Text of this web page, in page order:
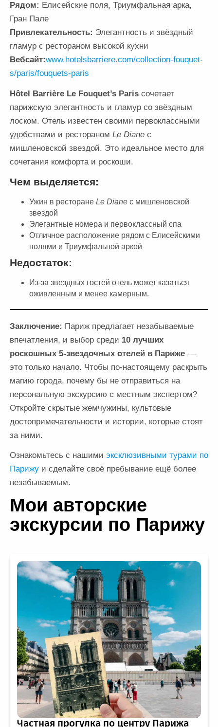
Рядом: Елисейские поля, Триумфальная арка,
Гран Пале
Привлекательность: Элегантность и звёздный
гламур с рестораном высокой кухни
Вебсайт:www.hotelsbarriere.com/collection-fouquet-
s/paris/fouquets-paris
Hôtel Barrière Le Fouquet’s Paris сочетает
парижскую элегантность и гламур со звёздным
лоском. Отель известен своими первоклассными
удобствами и рестораном Le Diane с
мишленовской звездой. Это идеальное место для
сочетания комфорта и роскоши.
Чем выделяется:
Ужин в ресторане Le Diane с мишленовской
звездой
Элегантные номера и первоклассный спа
Отличное расположение рядом с Елисейскими
полями и Триумфальной аркой
Недостаток:
Из-за звездных гостей отель может казаться
оживленным и менее камерным.
Заключение: Париж предлагает незабываемые
впечатления, и выбор среди 10 лучших
роскошных 5-звездочных отелей в Париже —
это только начало. Чтобы по-настоящему раскрыть
магию города, почему бы не отправиться на
персональную экскурсию с местным экспертом?
Откройте скрытые жемчужины, культовые
достопримечательности и истории, которые стоят
за ними.
Ознакомьтесь с нашими эксклюзивными турами по
Парижу и сделайте своё пребывание ещё более
незабываемым.
Мои авторские
экскурсии по Парижу
Частная прогулка по центру Парижа